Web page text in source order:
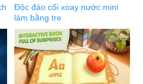
Độc đáo cối xoay nước mini
làm bằng tre